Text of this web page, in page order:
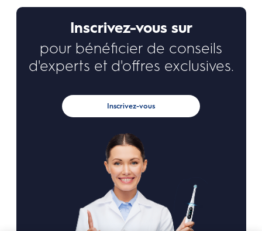
Inscrivez-vous sur
pour bénéficier de conseils
d'experts et d'offres exclusives.
Inscrivez-vous